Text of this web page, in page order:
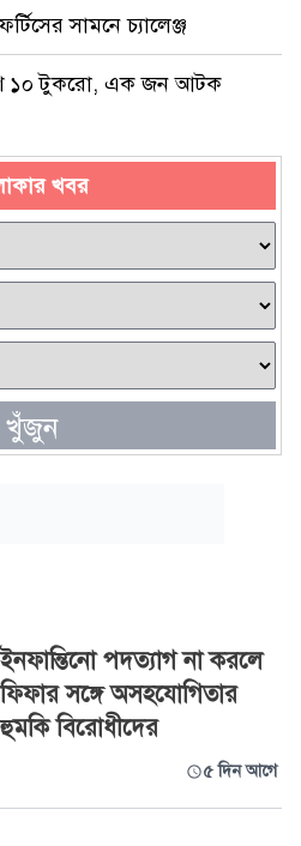
সামনে চ্যালেঞ্জ
১০ টুকরো, এক জন আটক
খবর
খুঁজুন
ইনফান্তিনো পদত্যাগ না করলে
ফিফার সঙ্গে অসহযোগিতার
হুমকি বিরোধীদের
৫ দিন আগে